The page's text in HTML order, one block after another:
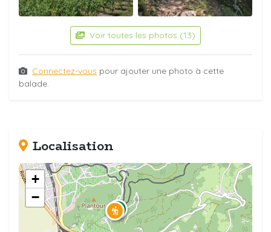
Voir toutes les photos (13)
Connectez-vous pour ajouter une photo à cette
balade.
Localisation
+
−